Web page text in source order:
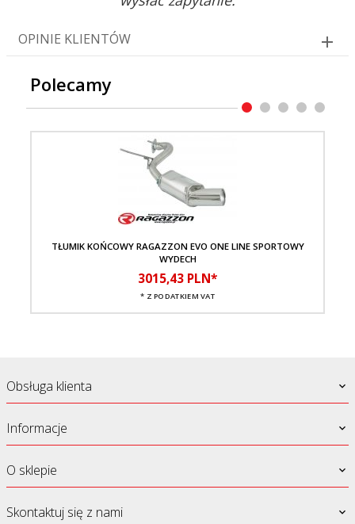
OPINIE KLIENTÓW
Polecamy
TŁUMIK KOŃCOWY RAGAZZON EVO ONE LINE SPORTOWY
WYDECH
3015,43 PLN*
* Z PODATKIEM VAT
Obsługa klienta
Informacje
O sklepie
Skontaktuj się z nami